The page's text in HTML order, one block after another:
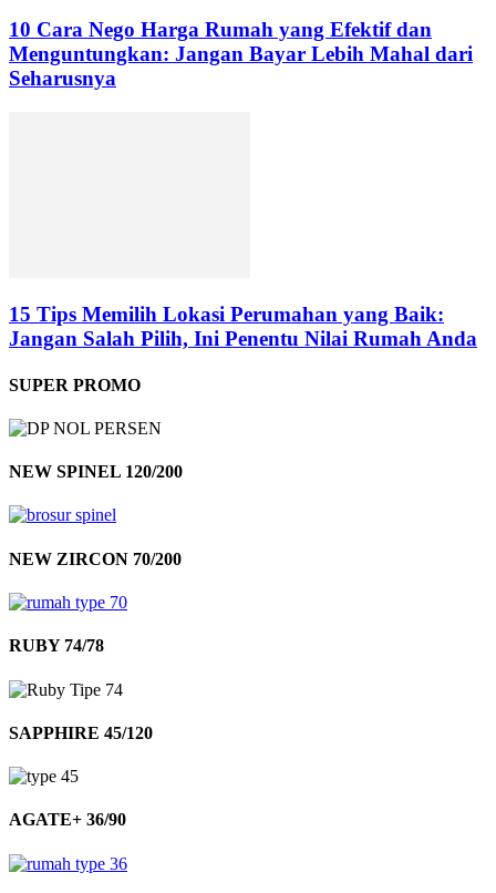
10 Cara Nego Harga Rumah yang Efektif dan
Menguntungkan: Jangan Bayar Lebih Mahal dari
Seharusnya
15 Tips Memilih Lokasi Perumahan yang Baik:
Jangan Salah Pilih, Ini Penentu Nilai Rumah Anda
SUPER PROMO
NEW SPINEL 120/200
NEW ZIRCON 70/200
RUBY 74/78
SAPPHIRE 45/120
AGATE+ 36/90